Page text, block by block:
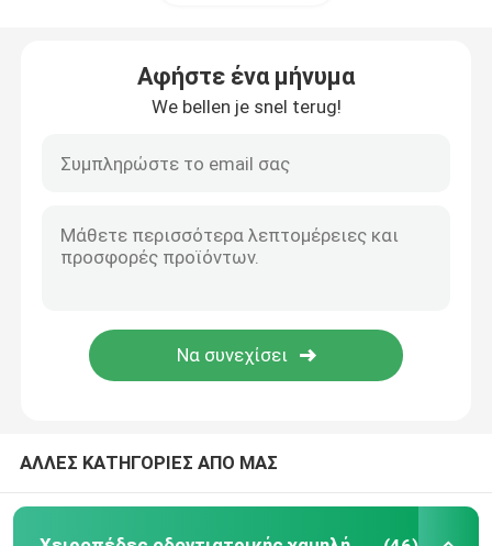
Οδοντική μηχανή μοσχευμάτων
Obturation σύστημα
Αφήστε ένα μήνυμα
We bellen je snel terug!
ΑΛΛΕΣ ΚΑΤΗΓΟΡΙΕΣ ΑΠΟ ΜΑΣ